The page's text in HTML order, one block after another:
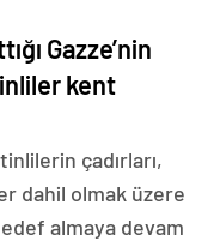
Gazze’nin
kent
çadırları,
dahil olmak üzere
almaya devam